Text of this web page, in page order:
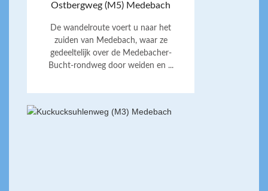
Ostbergweg (M5) Medebach
De wandelroute voert u naar het
zuiden van Medebach, waar ze
gedeeltelijk over de Medebacher-
Bucht-rondweg door weiden en ...